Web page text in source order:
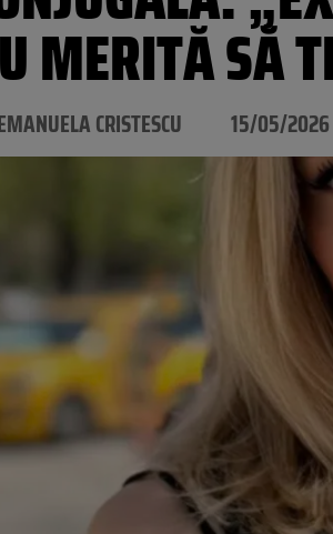
MERITĂ SĂ
CRISTESCU 15/05/2026